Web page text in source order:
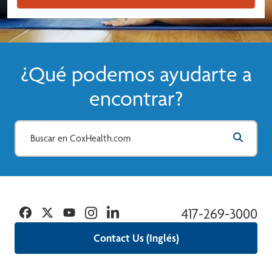
¿Qué podemos ayudarte a
encontrar?
Contact Us (Inglés)
417-269-3000
Facebook
TwitterYouTubeInstagramLinkedin